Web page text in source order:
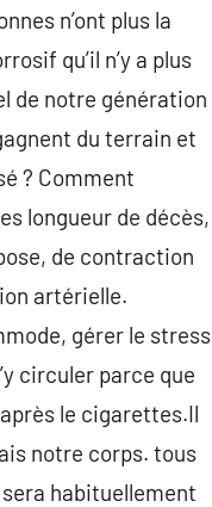
n’ont plus la
qu’il n’y a plus
de notre génération
du terrain et
? Comment
longueur de décès,
de contraction
artérielle.
gérer le stress
circuler parce que
le cigarettes.Il
notre corps. tous
habituellement